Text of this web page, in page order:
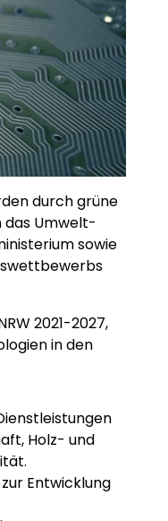
durch grüne
das Umwelt-
sowie
2021-2027,
in den
Holz- und
Entwicklung